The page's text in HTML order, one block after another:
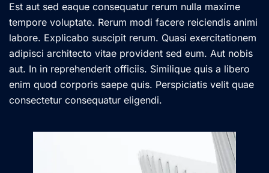
Est aut sed eaque consequatur rerum nulla maxime
tempore voluptate. Rerum modi facere reiciendis animi
labore. Explicabo suscipit rerum. Quasi exercitationem
adipisci architecto vitae provident sed eum. Aut nobis
aut. In in reprehenderit officiis. Similique quis a libero
enim quod corporis saepe quis. Perspiciatis velit quae
consectetur consequatur eligendi.